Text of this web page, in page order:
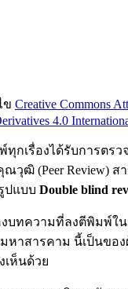
ข Creative Commons
4.0
กเรื่องได้รับการตรว
วุฒิ (Peer Review) ส
ปแบบ Double blind
บทความที่ลงตีพิมพ์ใน
หาสารคาม นี้เป็นขอ
เห็นด้วย